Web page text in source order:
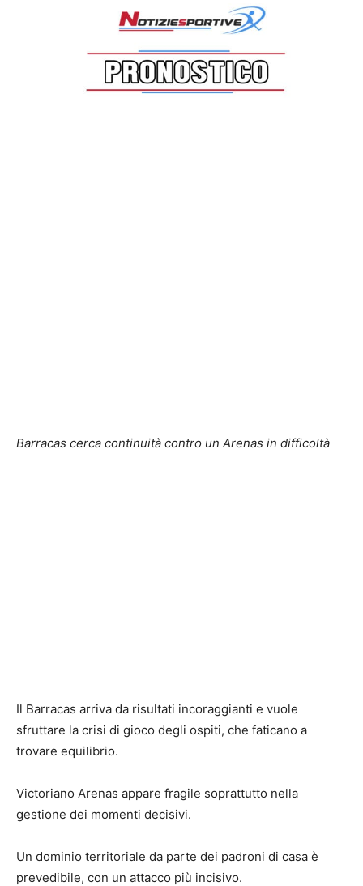
Barracas cerca continuità contro un Arenas in difficoltà
Il Barracas arriva da risultati incoraggianti e vuole
sfruttare la crisi di gioco degli ospiti, che faticano a
trovare equilibrio.
Victoriano Arenas appare fragile soprattutto nella
gestione dei momenti decisivi.
Un dominio territoriale da parte dei padroni di casa è
prevedibile, con un attacco più incisivo.